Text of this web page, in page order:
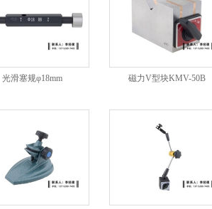
光滑塞规φ18mm 磁力V型块KMV-50B